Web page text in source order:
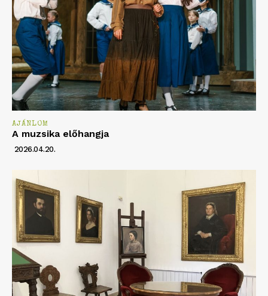
AJÁNLOM
A muzsika előhangja
2026.04.20.